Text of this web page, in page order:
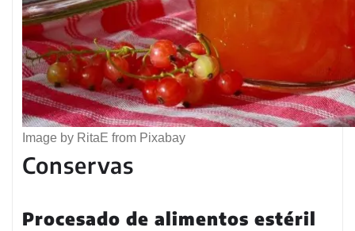
Image by RitaE from Pixabay
Conservas
Procesado de alimentos estéril